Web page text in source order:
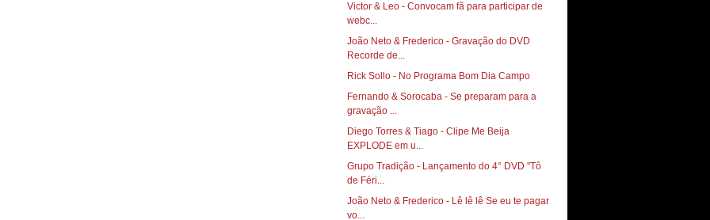
Victor & Leo - Convocam fã para participar de
webc...
João Neto & Frederico - Gravação do DVD
Recorde de...
Rick Sollo - No Programa Bom Dia Campo‏
Fernando & Sorocaba - Se preparam para a
gravação ...
Diego Torres & Tiago - Clipe Me Beija
EXPLODE em u...
Grupo Tradição - Lançamento do 4° DVD "Tô
de Féri...
João Neto & Frederico - Lê lê lê Se eu te pagar
vo...